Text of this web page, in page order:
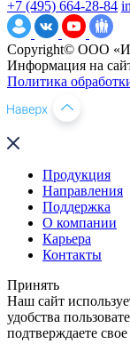
+7 (495) 664-28-84
Copyright© ООО
Информация на
Политика
Продукция
Направления
Поддержка
О компании
Карьера
Контакты
Принять
Наш сайт
удобства
подтверждаете